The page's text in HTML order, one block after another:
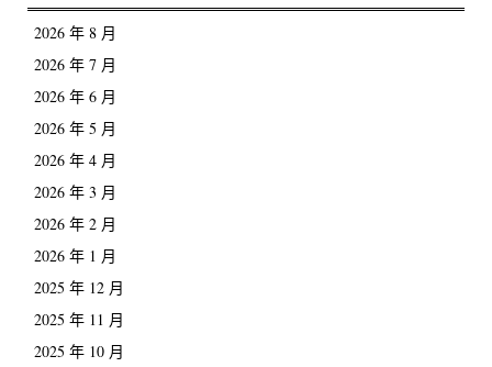
2026 年 8 月
2026 年 7 月
2026 年 6 月
2026 年 5 月
2026 年 4 月
2026 年 3 月
2026 年 2 月
2026 年 1 月
2025 年 12 月
2025 年 11 月
2025 年 10 月